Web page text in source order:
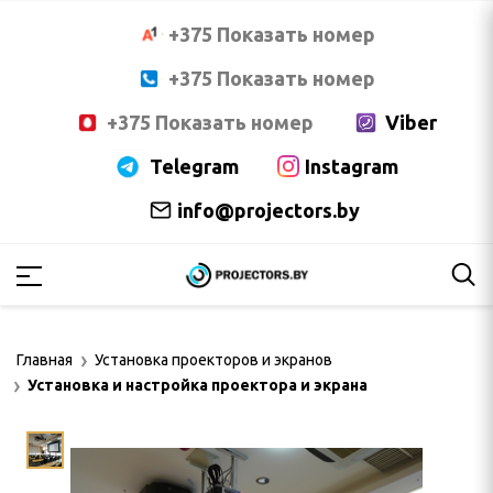
+375 Показать номер
+375 Показать номер
+375 Показать номер
Viber
Telegram
Instagram
info@projectors.by
Главная
Установка проекторов и экранов
Установка и настройка проектора и экрана